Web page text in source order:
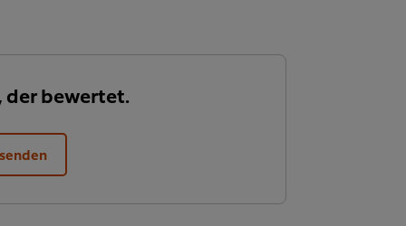
der bewertet.